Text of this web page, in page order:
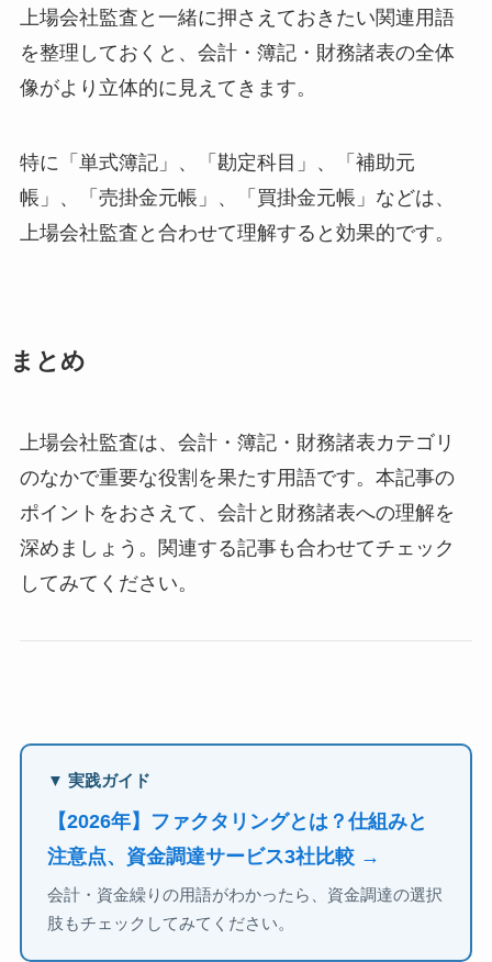
上場会社監査と一緒に押さえておきたい関連用語
を整理しておくと、会計・簿記・財務諸表の全体
像がより立体的に見えてきます。
特に「単式簿記」、「勘定科目」、「補助元
帳」、「売掛金元帳」、「買掛金元帳」などは、
上場会社監査と合わせて理解すると効果的です。
まとめ
上場会社監査は、会計・簿記・財務諸表カテゴリ
のなかで重要な役割を果たす用語です。本記事の
ポイントをおさえて、会計と財務諸表への理解を
深めましょう。関連する記事も合わせてチェック
してみてください。
▼ 実践ガイド
【2026年】ファクタリングとは？仕組みと
注意点、資金調達サービス3社比較 →
会計・資金繰りの用語がわかったら、資金調達の選択
肢もチェックしてみてください。